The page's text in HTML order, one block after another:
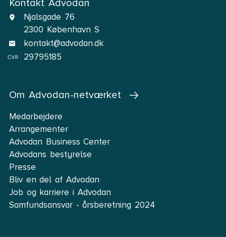
Kontakt Advodan
Njalsgade 76
2300 København S
kontakt@advodan.dk
29795185
Om Advodan-netværket
Medarbejdere
Arrangementer
Advodan Business Center
Advodans bestyrelse
Presse
Bliv en del af Advodan
Job og karriere i Advodan
Samfundsansvar - årsberetning 2024